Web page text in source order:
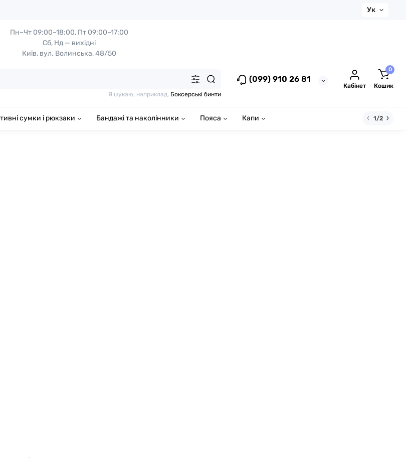
Ук
Пн–Чт 09:00–18:00, Пт 09:00–17:00
Сб, Нд — вихідні
Київ, вул. Волинська, 48/50
(099) 910 26 81
Я шукаю, наприклад, Боксерські бинти
Кабінет
0
Кошик
сумки і рюкзаки Бандажі та наколінники Пояса Капи 1/2